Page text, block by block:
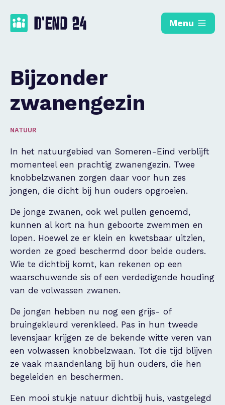
Menu
Bijzonder
zwanengezin
NATUUR
In het natuurgebied van Someren-Eind verblijft
momenteel een prachtig zwanengezin. Twee
knobbelzwanen zorgen daar voor hun zes
jongen, die dicht bij hun ouders opgroeien.
De jonge zwanen, ook wel pullen genoemd,
kunnen al kort na hun geboorte zwemmen en
lopen. Hoewel ze er klein en kwetsbaar uitzien,
worden ze goed beschermd door beide ouders.
Wie te dichtbij komt, kan rekenen op een
waarschuwende sis of een verdedigende houding
van de volwassen zwanen.
De jongen hebben nu nog een grijs- of
bruingekleurd verenkleed. Pas in hun tweede
levensjaar krijgen ze de bekende witte veren van
een volwassen knobbelzwaan. Tot die tijd blijven
ze vaak maandenlang bij hun ouders, die hen
begeleiden en beschermen.
Een mooi stukje natuur dichtbij huis, vastgelegd